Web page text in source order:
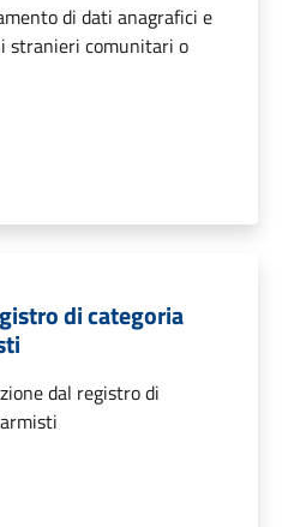
di dati anagrafici e
stranieri comunitari o
di categoria
dal registro di